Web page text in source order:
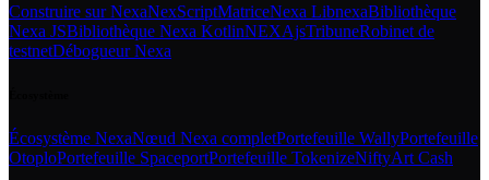
Construire sur NexaNexScriptMatriceNexa LibnexaBibliothèque
Nexa JSBibliothèque Nexa KotlinNEXAjsTribuneRobinet de
testnetDébogueur Nexa
Écosystème NexaNœud Nexa completPortefeuille WallyPortefeuille
OtoploPortefeuille SpaceportPortefeuille TokenizeNiftyArt Cash